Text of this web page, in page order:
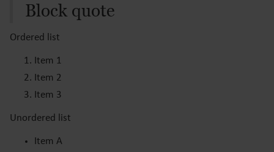
Block quote
Ordered list
Item 1
Item 2
Item 3
Unordered list
Item A